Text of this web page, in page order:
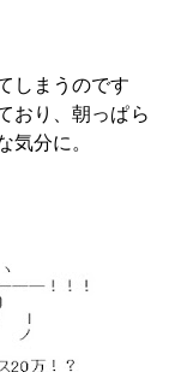
しまうのです
おり、朝っぱら
分に。